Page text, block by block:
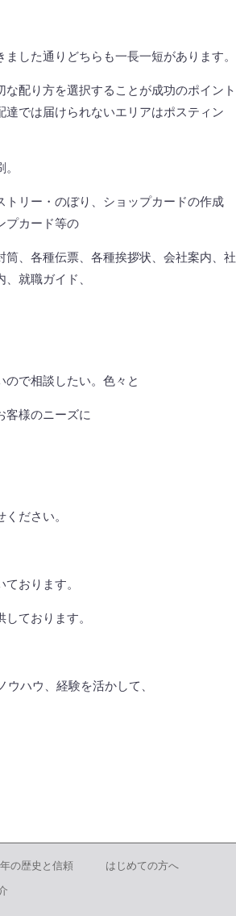
した通りどちらも一長一短があります。
配り方を選択することが成功のポイント
では届けられないエリアはポスティン
リー・のぼり、ショップカードの作成
プカード等の
、各種伝票、各種挨拶状、会社案内、社
就職ガイド、
で相談したい。色々と
客様のニーズに
ださい。
おります。
ております。
ハウ、経験を活かして、
の歴史と信頼 はじめての方へ